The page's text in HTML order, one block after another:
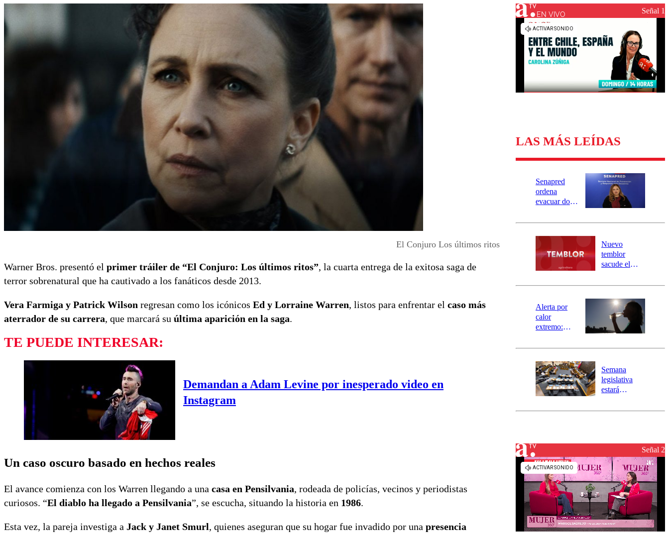
Universidad de Chile
Sustentabilidad
El Conjuro Los últimos ritos
Warner Bros. presentó el primer tráiler de “El Conjuro: Los últimos ritos”, la cuarta entrega de la exitosa saga de
terror sobrenatural que ha cautivado a los fanáticos desde 2013.
Vera Farmiga y Patrick Wilson regresan como los icónicos Ed y Lorraine Warren, listos para enfrentar el caso más
aterrador de su carrera, que marcará su última aparición en la saga.
TE PUEDE INTERESAR:
Demandan a Adam Levine por inesperado video en
Instagram
Un caso oscuro basado en hechos reales
El avance comienza con los Warren llegando a una casa en Pensilvania, rodeada de policías, vecinos y periodistas
curiosos. “El diablo ha llegado a Pensilvania”, se escucha, situando la historia en 1986.
Esta vez, la pareja investiga a Jack y Janet Smurl, quienes aseguran que su hogar fue invadido por una presencia
EN VIVO Señal 1
LAS MÁS LEÍDAS
Senapred
ordena
evacuar dos
Carahue por
río Damas:
activa
mensajería
SAE
Nuevo
temblor
sacude el
revisa la
epicentro
Alerta por
calor
extremo:
activa Alerta
Preventiva en
tres comunas
Semana
legislativa
estará
el fin de la
reconstrucciónSeñal 2